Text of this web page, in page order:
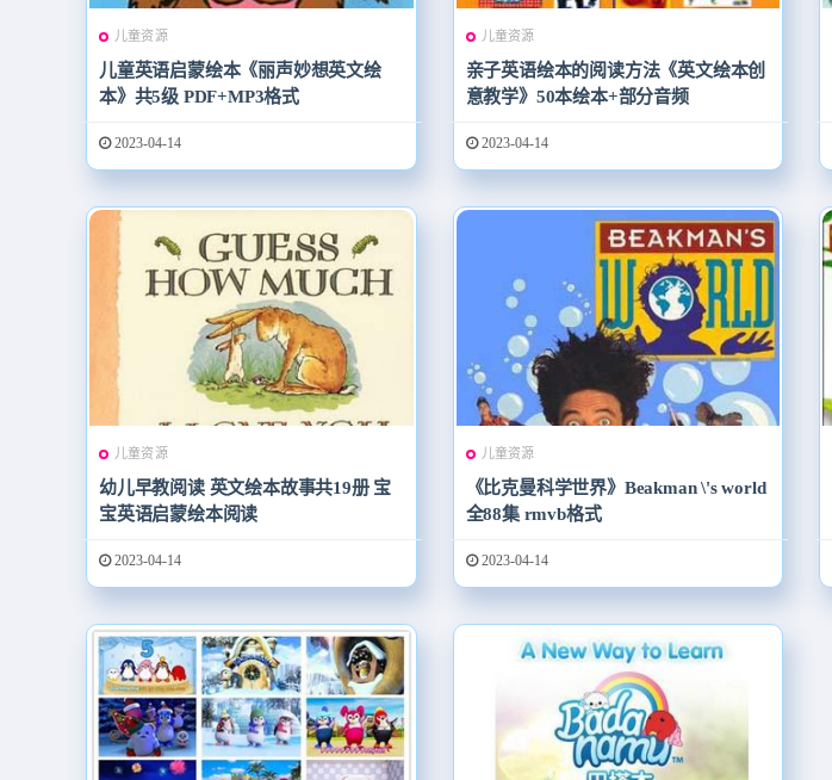
儿童资源
儿童英语启蒙绘本《丽声妙想英文绘
本》共5级 PDF+MP3格式
2023-04-14
儿童资源
亲子英语绘本的阅读方法《英文绘本创
意教学》50本绘本+部分音频
2023-04-14
儿童资源
幼儿早教阅读 英文绘本故事共19册 宝
宝英语启蒙绘本阅读
2023-04-14
儿童资源
《比克曼科学世界》Beakman \'s world
全88集 rmvb格式
2023-04-14